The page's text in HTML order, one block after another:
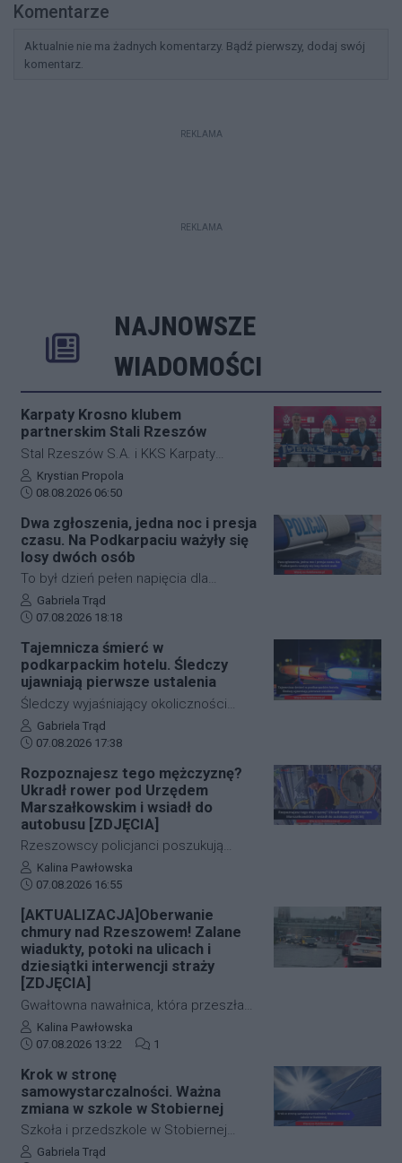
Komentarze
Aktualnie nie ma żadnych komentarzy. Bądź pierwszy, dodaj swój
komentarz.
REKLAMA
REKLAMA
NAJNOWSZE
WIADOMOŚCI
Karpaty Krosno klubem
partnerskim Stali Rzeszów
Stal Rzeszów S.A. i KKS Karpaty
Krosno rozpoczęły oficjalną
współpracę. Kluby podpisały
długoterminową umowę partnerską,
która ma obejmować m.in. wymianę
doświadczeń, rozwój szkolenia
młodzieży oraz obserwację i
pozyskiwanie utalentowanych
zawodników z regionu.
Autor artykułu:
Krystian Propola
Data dodania artykułu:
08.08.2026 06:50
Dwa zgłoszenia, jedna noc i presja
czasu. Na Podkarpaciu ważyły się
losy dwóch osób
To był dzień pełen napięcia dla
funkcjonariuszy z powiatu niżańskiego.
W ciągu zaledwie kilkunastu godzin
służby ratunkowe musiały
przeprowadzić dwie niezależne,
intensywne akcje poszukiwawcze. W
obu przypadkach chodziło o ludzkie
życie, a kluczową rolę odegrał czas.
Dzięki błyskawicznej mobilizacji policji,
nowoczesnej technologii, obie historie
zakończyły się szczęśliwie.
Autor artykułu:
Gabriela Trąd
Data dodania artykułu:
07.08.2026 18:18
Tajemnicza śmierć w
podkarpackim hotelu. Śledczy
ujawniają pierwsze ustalenia
Śledczy wyjaśniający okoliczności
tragicznego zdarzenia na terenie
jednego z sanockich hoteli dysponują
sądowych. Z przeprowadzonej sekcji
zwłok 37-letniego mężczyzny wynika,
że na tym etapie postępowania nic nie
wskazuje na udział osób trzecich.
Autor artykułu:
Gabriela Trąd
Data dodania artykułu:
07.08.2026 17:38
Rozpoznajesz tego mężczyznę?
Ukradł rower pod Urzędem
Marszałkowskim i wsiadł do
autobusu [ZDJĘCIA]
Rzeszowscy policjanci poszukują
sprawcy kradzieży roweru marki Kross
o wartości około 1500 złotych. Do
zdarzenia doszło w ścisłym centrum
miasta – pod Urzędem
Marszałkowskim przy al. Cieplińskiego.
Złodziej ze skradzionym jednośladem
wsiadł do autobusu MPK linii 28. Jego
wizerunek zarejestrowały kamery
monitoringu, a policja apeluje o pomoc
w identyfikacji mężczyzny.
Autor artykułu:
Kalina Pawłowska
Data dodania artykułu:
07.08.2026 16:55
[AKTUALIZACJA]Oberwanie
chmury nad Rzeszowem! Zalane
wiadukty, potoki na ulicach i
dziesiątki interwencji straży
[ZDJĘCIA]
Gwałtowna nawałnica, która przeszła
nad Rzeszowem tuż po godzinie 12:00,
w kilka minut sparaliżowała ruch w
rwące potoki ulice, zalane wiadukty i
wybijające studzienki kanalizacyjne
odcięły od świata kluczowe arterie.
Podkarpaccy strażacy wyjeżdżali do
Autor artykułu:
Kalina Pawłowska
Data dodania artykułu:
07.08.2026 13:22 Liczba komentarzy artykułu:
1
Krok w stronę
samowystarczalności. Ważna
zmiana w szkole w Stobiernej
Szkoła i przedszkole w Stobiernej
przejdą technologiczną transformację,
Autor artykułu:
Gabriela Trąd